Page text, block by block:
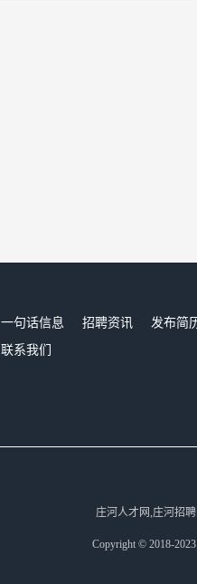
一句话信息 招聘资讯 发布简
联系我们
庄河人才网,庄河招
Copyright © 2018-